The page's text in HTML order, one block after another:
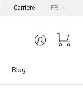
FR
Carrière
Blog